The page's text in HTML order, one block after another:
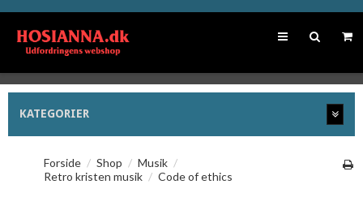
KATEGORIER
Forside / Shop / Musik /
Retro kristen musik / Code of ethics